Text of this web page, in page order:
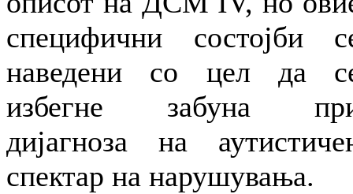
специфични состојби
наведени со цел да
избегне забуна
дијагноза на
спектар на нарушувања.